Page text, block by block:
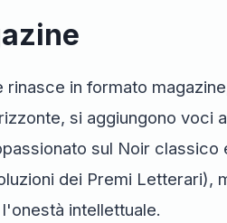
rinasce in formato
si aggiungono voci
sul Noir classico
dei Premi Letterari),
intellettuale.